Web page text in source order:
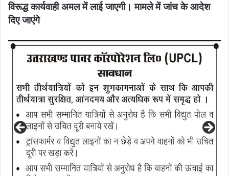
विरूद्ध कार्यवाही अमल में लाई जाएगी। मामले में जांच के आदेश
दिए जाएंगे